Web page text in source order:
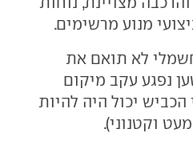
מנוע מרשימים.
לא תואם את
נפגע עקב מיקום
הכביש יכול היה להיות
וקטנוני).